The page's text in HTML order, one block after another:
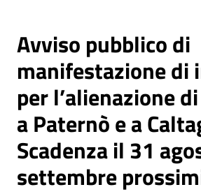
Avviso pubblico di
manifestazione di
per l’alienazione
a Paternò e a
Scadenza il 31
settembre